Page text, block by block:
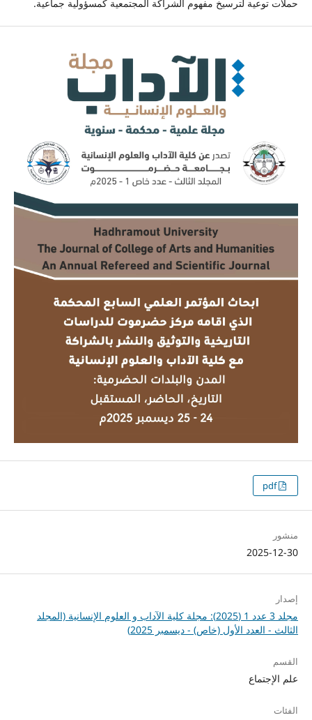
حملات توعية لترسيخ مفهوم الشراكة المجتمعية كمسؤولية جماعية.
pdf
منشور
2025-12-30
إصدار
مجلد 3 عدد 1 (2025): مجلة كلية الآداب و العلوم الإنسانية (المجلد
الثالث - العدد الأول (خاص) - ديسمبر 2025)
القسم
علم الإجتماع
الفئات